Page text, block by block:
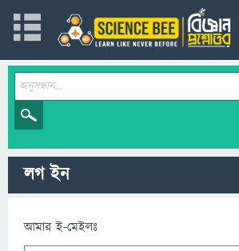
লগ ইন
আমার ই-মেইলঃ